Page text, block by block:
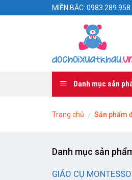
MIỀN BẮC: 0983.289.958
Danh mục sản
Trang chủ / Sản phẩm
Danh mục sản
GIÁO CỤ